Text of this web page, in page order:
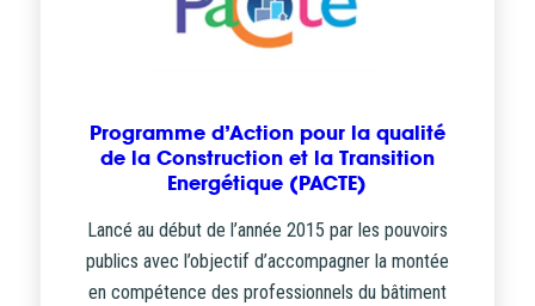
Programme d’Action pour la qualité
de la Construction et la Transition
Energétique (PACTE)
Lancé au début de l’année 2015 par les pouvoirs
publics avec l’objectif d’accompagner la montée
en compétence des professionnels du bâtiment